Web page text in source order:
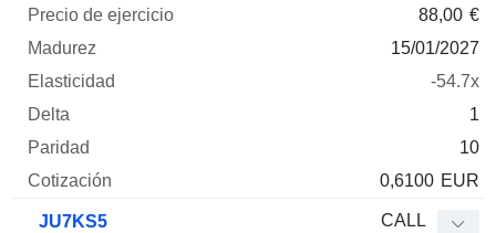
88,00 €
15/01/2027
-54.7x
1
10
0,6100 EUR
JU7KS5 CALL